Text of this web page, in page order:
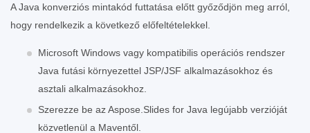
A Java konverziós mintakód futtatása előtt győződjön meg arról,
hogy rendelkezik a következő előfeltételekkel.
Microsoft Windows vagy kompatibilis operációs rendszer
Java futási környezettel JSP/JSF alkalmazásokhoz és
asztali alkalmazásokhoz.
Szerezze be az Aspose.Slides for Java legújabb verzióját
közvetlenül a Maventől.